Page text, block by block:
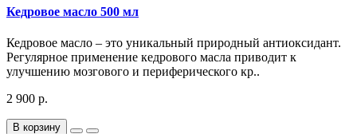
Кедровое масло 500 мл
Кедровое масло – это уникальный природный антиоксидант.
Регулярное применение кедрового масла приводит к
улучшению мозгового и периферического кр..
2 900 р.
В корзину